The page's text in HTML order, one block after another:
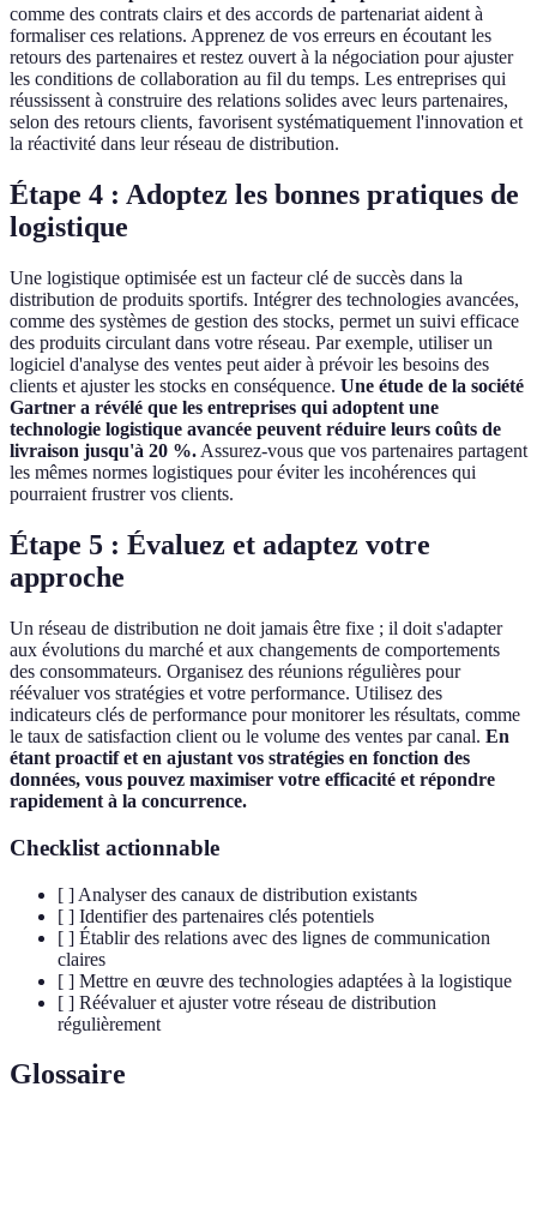
comme des contrats clairs et des accords de partenariat aident à
formaliser ces relations. Apprenez de vos erreurs en écoutant les
retours des partenaires et restez ouvert à la négociation pour ajuster
les conditions de collaboration au fil du temps. Les entreprises qui
réussissent à construire des relations solides avec leurs partenaires,
selon des retours clients, favorisent systématiquement l'innovation et
la réactivité dans leur réseau de distribution.
Étape 4 : Adoptez les bonnes pratiques de
logistique
Une logistique optimisée est un facteur clé de succès dans la
distribution de produits sportifs. Intégrer des technologies avancées,
comme des systèmes de gestion des stocks, permet un suivi efficace
des produits circulant dans votre réseau. Par exemple, utiliser un
logiciel d'analyse des ventes peut aider à prévoir les besoins des
clients et ajuster les stocks en conséquence. Une étude de la société
Gartner a révélé que les entreprises qui adoptent une
technologie logistique avancée peuvent réduire leurs coûts de
livraison jusqu'à 20 %. Assurez-vous que vos partenaires partagent
les mêmes normes logistiques pour éviter les incohérences qui
pourraient frustrer vos clients.
Étape 5 : Évaluez et adaptez votre
approche
Un réseau de distribution ne doit jamais être fixe ; il doit s'adapter
aux évolutions du marché et aux changements de comportements
des consommateurs. Organisez des réunions régulières pour
réévaluer vos stratégies et votre performance. Utilisez des
indicateurs clés de performance pour monitorer les résultats, comme
le taux de satisfaction client ou le volume des ventes par canal. En
étant proactif et en ajustant vos stratégies en fonction des
données, vous pouvez maximiser votre efficacité et répondre
rapidement à la concurrence.
Checklist actionnable
[ ] Analyser des canaux de distribution existants
[ ] Identifier des partenaires clés potentiels
[ ] Établir des relations avec des lignes de communication
claires
[ ] Mettre en œuvre des technologies adaptées à la logistique
[ ] Réévaluer et ajuster votre réseau de distribution
régulièrement
Glossaire